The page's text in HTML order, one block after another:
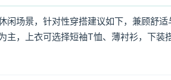
闲场景，针对性穿搭建议如下，兼顾舒适
主，上衣可选择短袖T恤、薄衬衫，下